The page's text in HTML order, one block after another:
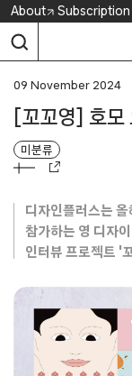
Skip
content
About Subscription
09 November 2024
[꼬꼬영] 호모
미분류
디자인플러스는
참가하는 영 디자
인터뷰 프로젝트 '